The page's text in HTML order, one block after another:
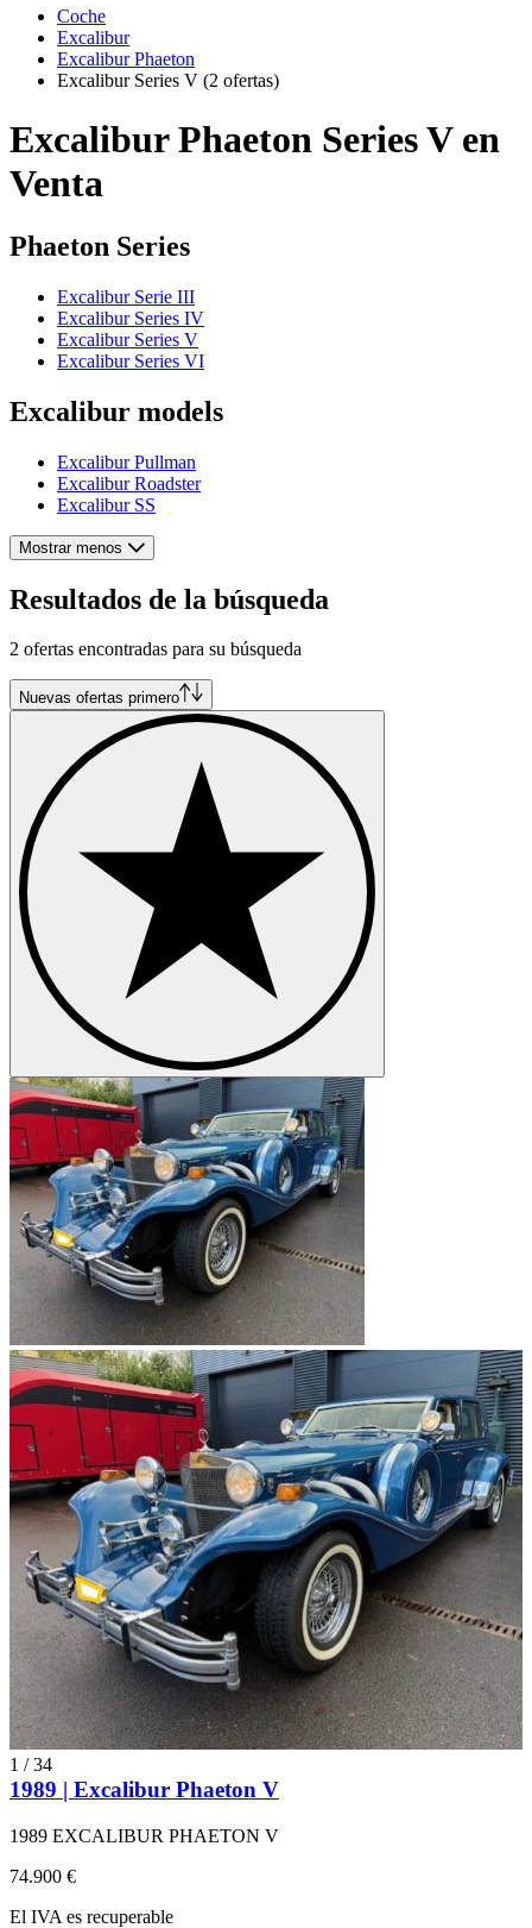
Coche
Excalibur
Excalibur Phaeton
Excalibur Series V (2 ofertas)
Excalibur Phaeton Series V en
Venta
Phaeton Series
Excalibur Serie III
Excalibur Series IV
Excalibur Series V
Excalibur Series VI
Excalibur models
Excalibur Pullman
Excalibur Roadster
Excalibur SS
Mostrar menos
Resultados de la búsqueda
2 ofertas encontradas para su búsqueda
Nuevas ofertas primero
1 /34
1989 | Excalibur Phaeton V
1989 EXCALIBUR PHAETON V
74.900 €
El IVA es recuperable